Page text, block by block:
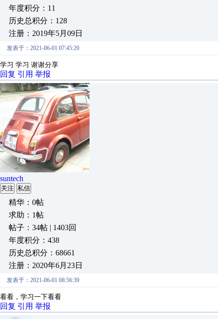
年度积分：11
历史总积分：128
注册：2019年5月09日
发表于：2021-06-01 07:45:20
学习 学习 谢谢分享
回复 引用 举报
suntech
关注 私信
精华：0帖
求助：1帖
帖子：34帖 | 1403回
年度积分：438
历史总积分：68661
注册：2020年6月23日
发表于：2021-06-01 08:56:39
看看，学习一下看看
回复 引用 举报